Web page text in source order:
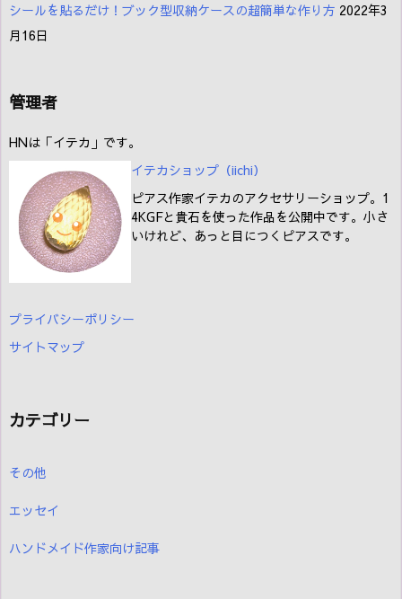
シールを貼るだけ！ブック型収納ケースの超簡単な作り方 2022年3
月16日
管理者
HNは「イテカ」です。
イテカショップ（iichi）
ピアス作家イテカのアクセサリーショップ。1
4KGFと貴石を使った作品を公開中です。小さ
いけれど、あっと目につくピアスです。
プライバシーポリシー
サイトマップ
カテゴリー
その他
エッセイ
ハンドメイド作家向け記事